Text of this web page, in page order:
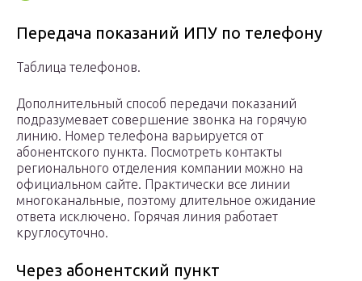
Передача показаний ИПУ по телефону
Таблица телефонов.
Дополнительный способ передачи показаний
подразумевает совершение звонка на горячую
линию. Номер телефона варьируется от
абонентского пункта. Посмотреть контакты
регионального отделения компании можно на
официальном сайте. Практически все линии
многоканальные, поэтому длительное ожидание
ответа исключено. Горячая линия работает
круглосуточно.
Через абонентский пункт